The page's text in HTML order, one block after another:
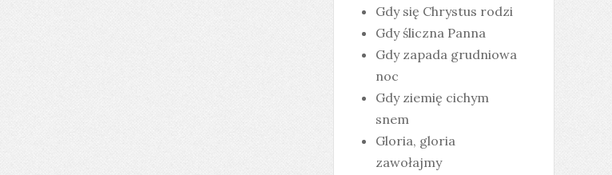
Gdy się Chrystus rodzi
Gdy śliczna Panna
Gdy zapada grudniowa
noc
Gdy ziemię cichym
snem
Gloria, gloria
zawołajmy